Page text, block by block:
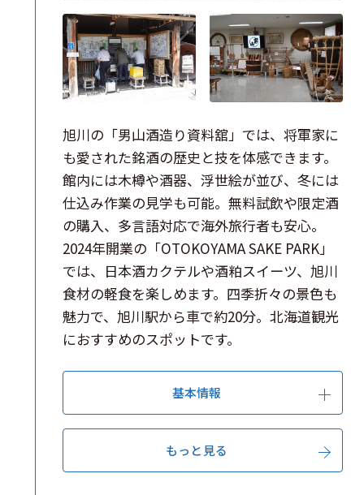
旭川の「男山酒造り資料舘」では、将軍家に
も愛された銘酒の歴史と技を体感できます。
館内には木樽や酒器、浮世絵が並び、冬には
仕込み作業の見学も可能。無料試飲や限定酒
の購入、多言語対応で海外旅行者も安心。
2024年開業の「OTOKOYAMA SAKE PARK」
では、日本酒カクテルや酒粕スイーツ、旭川
食材の軽食を楽しめます。四季折々の景色も
魅力で、旭川駅から車で約20分。北海道観光
におすすめのスポットです。
基本情報
もっと見る